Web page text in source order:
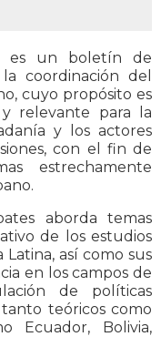
es un boletín de
coordinación del
cuyo propósito es
relevante para la
y los actores
con el fin de
estrechamente
aborda temas
de los estudios
así como sus
en los campos de
de políticas
teóricos como
Ecuador, Bolivia,